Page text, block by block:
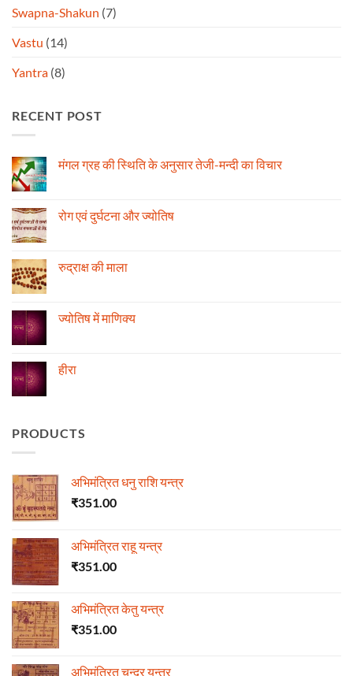
Swapna-Shakun (7)
Vastu (14)
Yantra (8)
RECENT POST
मंगल ग्रह की स्थिति के अनुसार तेजी-मन्दी का विचार
मंगल
ग्रह
अनुसार
तेजी-
रोग एवं दुर्घटना और ज्योतिष
रोग
एवं
रुद्राक्ष की माला
रुद्राक्ष
की
ज्योतिष में माणिक्य
ज्योतिष
मेंहीरा
PRODUCTS
अभिमंत्रित धनु राशि यन्त्र
₹351.00
अभिमंत्रित राहू यन्त्र
₹351.00
अभिमंत्रित केतु यन्त्र
₹351.00
अभिमंत्रित चन्द्र यन्त्र